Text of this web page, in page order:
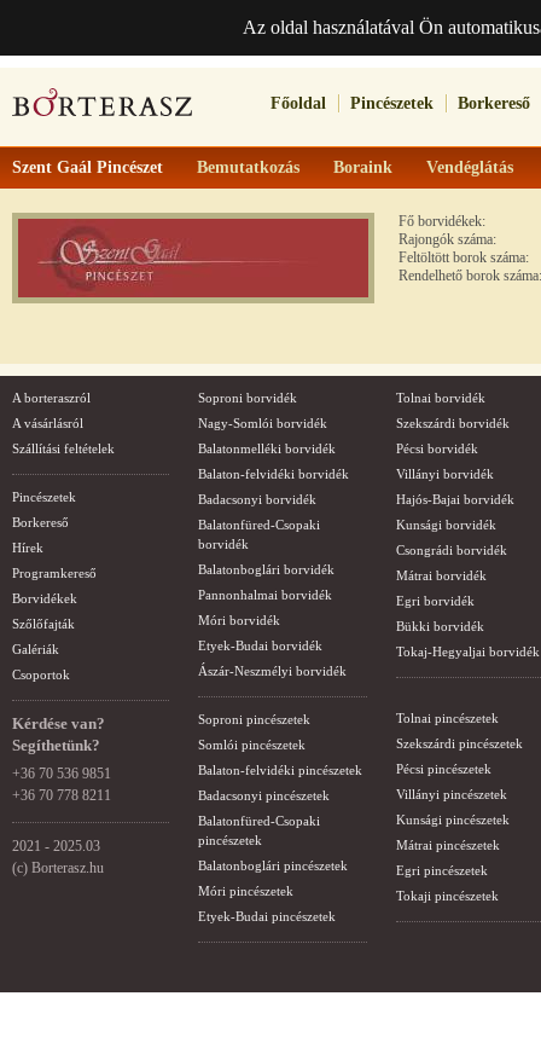
Az oldal használatával Ön
Főoldal Pincészetek Borkereső
Szent Gaál Pincészet Bemutatkozás Boraink Vendéglátás
Fő borvidékek:
Rajongók száma:
Feltöltött borok száma:
Rendelhető borok száma:
A borteraszról
A vásárlásról
Szállítási feltételek
Pincészetek
Borkereső
Hírek
Programkereső
Borvidékek
Szőlőfajták
Galériák
Csoportok
Kérdése van?
Segíthetünk?
+36 70 536 9851
+36 70 778 8211
2021 - 2025.03
(c) Borterasz.hu
Soproni borvidék
Nagy-Somlói borvidék
Balatonmelléki borvidék
Balaton-felvidéki borvidék
Badacsonyi borvidék
Balatonfüred-Csopaki
borvidék
Balatonboglári borvidék
Pannonhalmai borvidék
Móri borvidék
Etyek-Budai borvidék
Ászár-Neszmélyi borvidék
Soproni pincészetek
Somlói pincészetek
Balaton-felvidéki pincészetek
Badacsonyi pincészetek
Balatonfüred-Csopaki
pincészetek
Balatonboglári pincészetek
Móri pincészetek
Etyek-Budai pincészetek
Tolnai borvidék
Szekszárdi borvidék
Pécsi borvidék
Villányi borvidék
Hajós-Bajai borvidék
Kunsági borvidék
Csongrádi borvidék
Mátrai borvidék
Egri borvidék
Bükki borvidék
Tokaj-Hegyaljai borvidék
Tolnai pincészetek
Szekszárdi pincészetek
Pécsi pincészetek
Villányi pincészetek
Kunsági pincészetek
Mátrai pincészetek
Egri pincészetek
Tokaji pincészetek